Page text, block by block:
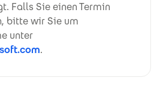
Falls Sie einen Termin
bitte wir Sie um
unter
.